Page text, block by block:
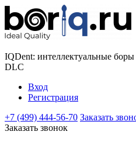
IQDent: интеллектуальные
DLC
Вход
Регистрация
+7 (499) 444-56-70 Заказать
Заказать звонок